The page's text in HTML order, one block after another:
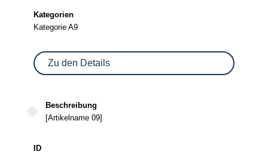
Kategorie A9
Zu den Details
[Artikelname 09]